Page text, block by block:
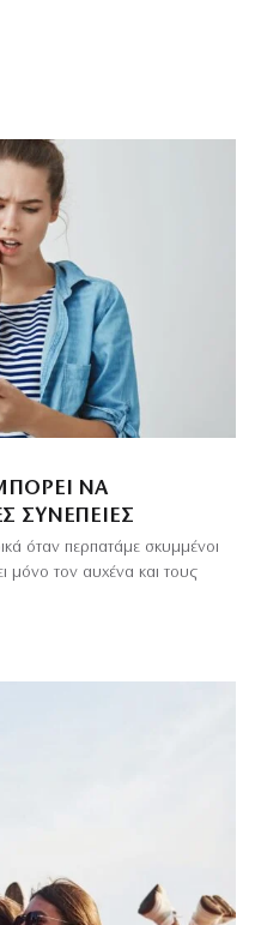
ΝΑ
ΣΥΝΈΠΕΙΕΣ
όταν περπατάμε σκυμμένοι
μόνο τον αυχένα και τους